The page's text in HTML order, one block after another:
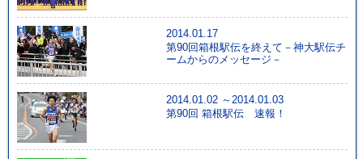
2014.01.17
第90回箱根駅伝を終えて－神大駅伝チ
ームからのメッセージ－
2014.01.02 ～2014.01.03
第90回 箱根駅伝 速報！